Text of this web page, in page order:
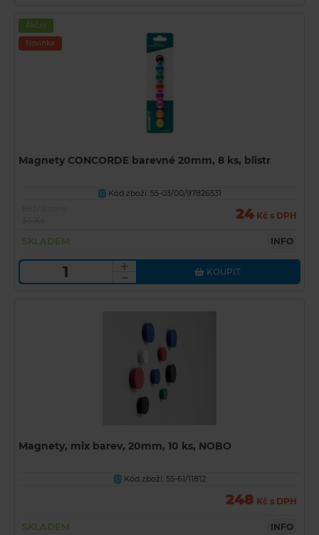
Akční
Novinka
Magnety CONCORDE barevné 20mm, 8 ks, blistr
U Kód zboží: 55-03/00/97826531
24 Kč s DPH
SKLADEM INFO
KOUPIT
Magnety, mix barev, 20mm, 10 ks, NOBO
U Kód zboží: 55-61/11812
248 Kč s DPH
SKLADEM INFO